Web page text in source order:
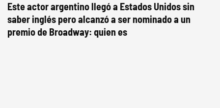
Este actor argentino llegó a Estados Unidos sin
saber inglés pero alcanzó a ser nominado a un
premio de Broadway: quien es